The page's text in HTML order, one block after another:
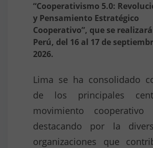
“Cooperativismo 5.0:
y Pensamiento Estratégico
Cooperativo”, que se
Perú, del 16 al 17 de
2026.
Lima se ha consolidado
de los principales
movimiento cooperativo
destacando por la
organizaciones que